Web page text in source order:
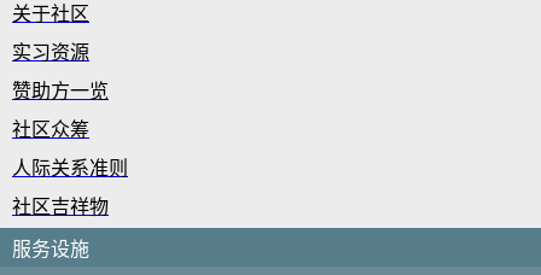
关于社区
实习资源
赞助方一览
社区众筹
人际关系准则
社区吉祥物
服务设施